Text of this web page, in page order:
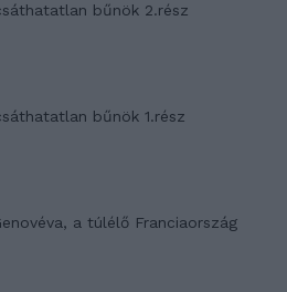
bűnök 2.rész
bűnök 1.rész
a túlélő Franciaország